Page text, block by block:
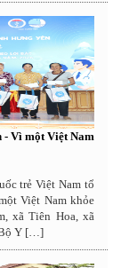
- Vì một Việt Nam
trẻ Việt Nam tổ
Việt Nam khỏe
xã Tiên Hoa, xã
Bộ Y […]